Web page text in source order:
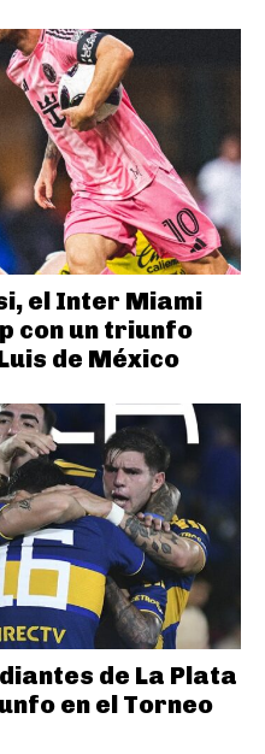
el Inter Miami
con un triunfo
de México
de La Plata
en el Torneo